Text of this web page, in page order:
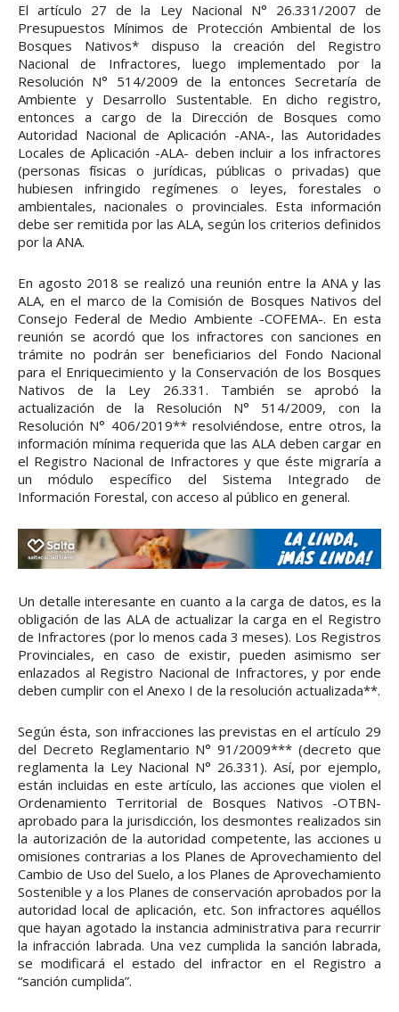
El artículo 27 de la Ley Nacional N° 26.331/2007 de
Presupuestos Mínimos de Protección Ambiental de los
Bosques Nativos* dispuso la creación del Registro
Nacional de Infractores, luego implementado por la
Resolución N° 514/2009 de la entonces Secretaría de
Ambiente y Desarrollo Sustentable. En dicho registro,
entonces a cargo de la Dirección de Bosques como
Autoridad Nacional de Aplicación -ANA-, las Autoridades
Locales de Aplicación -ALA- deben incluir a los infractores
(personas físicas o jurídicas, públicas o privadas) que
hubiesen infringido regímenes o leyes, forestales o
ambientales, nacionales o provinciales. Esta información
debe ser remitida por las ALA, según los criterios definidos
por la ANA.
En agosto 2018 se realizó una reunión entre la ANA y las
ALA, en el marco de la Comisión de Bosques Nativos del
Consejo Federal de Medio Ambiente -COFEMA-. En esta
reunión se acordó que los infractores con sanciones en
trámite no podrán ser beneficiarios del Fondo Nacional
para el Enriquecimiento y la Conservación de los Bosques
Nativos de la Ley 26.331. También se aprobó la
actualización de la Resolución N° 514/2009, con la
Resolución N° 406/2019** resolviéndose, entre otros, la
información mínima requerida que las ALA deben cargar en
el Registro Nacional de Infractores y que éste migraría a
un módulo específico del Sistema Integrado de
Información Forestal, con acceso al público en general.
Un detalle interesante en cuanto a la carga de datos, es la
obligación de las ALA de actualizar la carga en el Registro
de Infractores (por lo menos cada 3 meses). Los Registros
Provinciales, en caso de existir, pueden asimismo ser
enlazados al Registro Nacional de Infractores, y por ende
deben cumplir con el Anexo I de la resolución actualizada**.
Según ésta, son infracciones las previstas en el artículo 29
del Decreto Reglamentario N° 91/2009*** (decreto que
reglamenta la Ley Nacional N° 26.331). Así, por ejemplo,
están incluidas en este artículo, las acciones que violen el
Ordenamiento Territorial de Bosques Nativos -OTBN-
aprobado para la jurisdicción, los desmontes realizados sin
la autorización de la autoridad competente, las acciones u
omisiones contrarias a los Planes de Aprovechamiento del
Cambio de Uso del Suelo, a los Planes de Aprovechamiento
Sostenible y a los Planes de conservación aprobados por la
autoridad local de aplicación, etc. Son infractores aquéllos
que hayan agotado la instancia administrativa para recurrir
la infracción labrada. Una vez cumplida la sanción labrada,
se modificará el estado del infractor en el Registro a
“sanción cumplida”.